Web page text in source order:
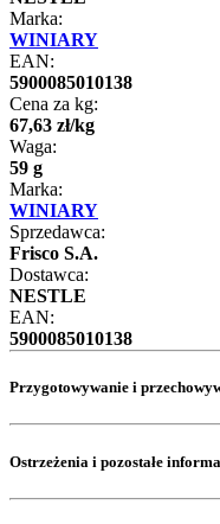
Marka:
WINIARY
EAN:
5900085010138
Cena za kg:
67,63 zł/kg
Waga:
59 g
Marka:
WINIARY
Sprzedawca:
Frisco S.A.
Dostawca:
NESTLE
EAN:
5900085010138
Przygotowywanie i
Ostrzeżenia i pozostałe